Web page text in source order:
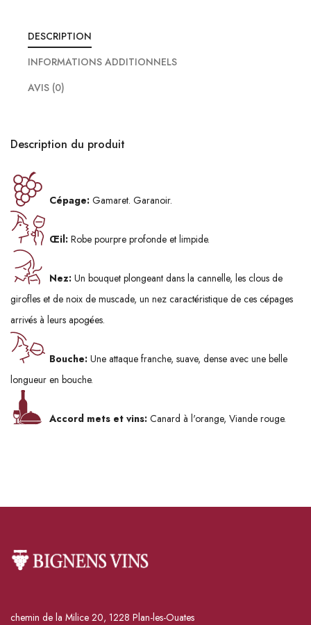
DESCRIPTION
INFORMATIONS ADDITIONNELS
AVIS (0)
Description du produit
Cépage: Gamaret. Garanoir.
Œil: Robe pourpre profonde et limpide.
Nez: Un bouquet plongeant dans la cannelle, les clous de
girofles et de noix de muscade, un nez caractéristique de ces cépages
arrivés à leurs apogées.
Bouche: Une attaque franche, suave, dense avec une belle
longueur en bouche.
Accord mets et vins: Canard à l'orange, Viande rouge.
chemin de la Milice 20, 1228 Plan-les-Ouates